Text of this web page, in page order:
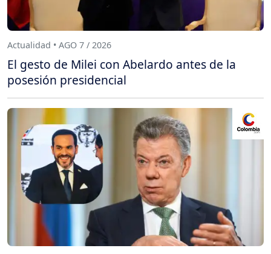
Actualidad • AGO 7 / 2026
El gesto de Milei con Abelardo antes de la
posesión presidencial